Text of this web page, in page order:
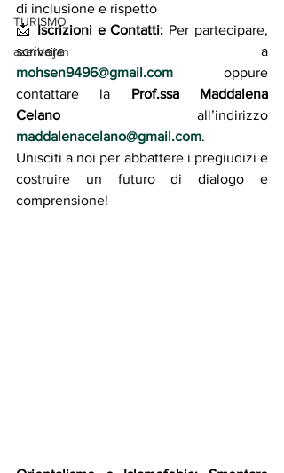
TURISMO
azerbaijan
di inclusione e rispetto
📩 Iscrizioni e Contatti: Per partecipare,
mohsen9496@gmail.com oppure
contattare la
Prof.ssa Maddalena
Celano
maddalenacelano@gmail.com.
Unisciti a noi per abbattere i pregiudizi e
costruire un futuro di dialogo e
comprensione!